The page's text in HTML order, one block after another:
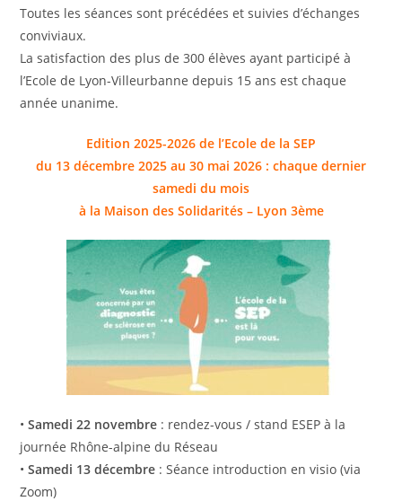
Toutes les séances sont précédées et suivies d’échanges
conviviaux.
La satisfaction des plus de 300 élèves ayant participé à
l’Ecole de Lyon-Villeurbanne depuis 15 ans est chaque
année unanime.
Edition 2025-2026 de l’Ecole de la SEP
du 13 décembre 2025 au 30 mai 2026 : chaque dernier
samedi du mois
à la Maison des Solidarités – Lyon 3ème
•Samedi 22 novembre : rendez-vous / stand ESEP à la
journée Rhône-alpine du Réseau
•Samedi 13 décembre : Séance introduction en visio (via
Zoom)